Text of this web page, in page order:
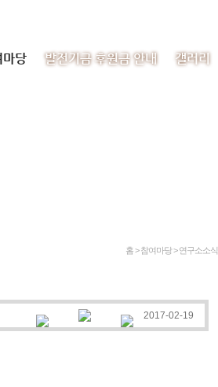
마당 발전기금 후원금 안내 갤러리
홈 > 참여마당 >연구소소식
2017-02-19